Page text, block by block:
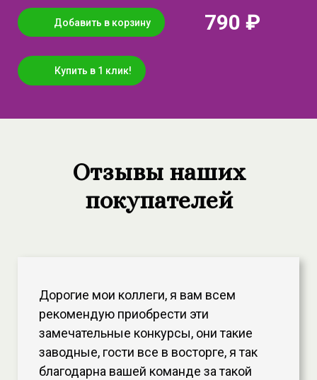
Добавить в корзину 790 ₽
Купить в 1 клик!
Отзывы наших
покупателей
Дорогие мои коллеги, я вам всем
рекомендую приобрести эти
замечательные конкурсы, они такие
заводные, гости все в восторге, я так
благодарна вашей команде за такой